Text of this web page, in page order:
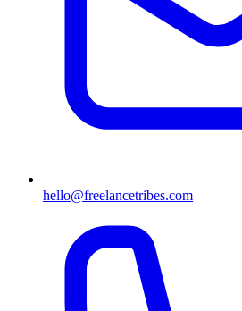
hello@freelancetribes.com